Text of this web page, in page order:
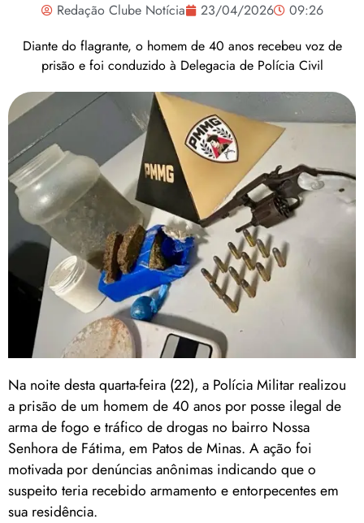
Redação Clube Notícia 23/04/2026
09:26
Diante do flagrante, o homem de 40 anos recebeu voz de
prisão e foi conduzido à Delegacia de Polícia Civil
Na noite desta quarta-feira (22), a Polícia Militar realizou
a prisão de um homem de 40 anos por posse ilegal de
arma de fogo e tráfico de drogas no bairro Nossa
Senhora de Fátima, em Patos de Minas. A ação foi
motivada por denúncias anônimas indicando que o
suspeito teria recebido armamento e entorpecentes em
sua residência.